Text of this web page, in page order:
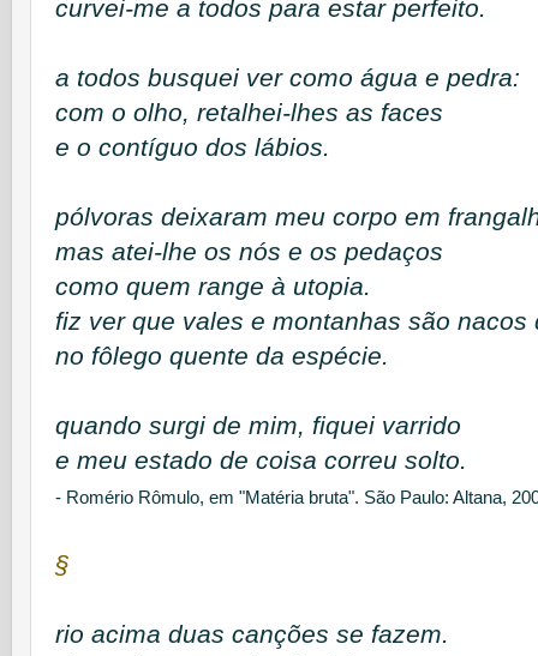
curvei-me a todos para estar perfeito.
a todos busquei ver como água e pedra:
com o olho, retalhei-lhes as faces
e o contíguo dos lábios.
pólvoras deixaram meu corpo em
mas atei-lhe os nós e os pedaços
como quem range à utopia.
fiz ver que vales e montanhas são nacos
no fôlego quente da espécie.
quando surgi de mim, fiquei varrido
e meu estado de coisa correu solto.
- Romério Rômulo, em "Matéria bruta". São Paulo: Altana,
§
rio acima duas canções se fazem.